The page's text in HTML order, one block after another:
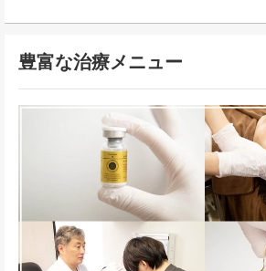
豊富な治療メニュー